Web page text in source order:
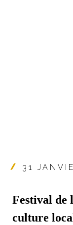
31
Festival de
culture